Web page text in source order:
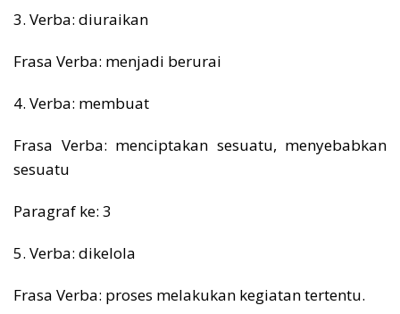
3. Verba: diuraikan
Frasa Verba: menjadi berurai
4. Verba: membuat
Frasa Verba: menciptakan sesuatu, menyebabkan
sesuatu
Paragraf ke: 3
5. Verba: dikelola
Frasa Verba: proses melakukan kegiatan tertentu.